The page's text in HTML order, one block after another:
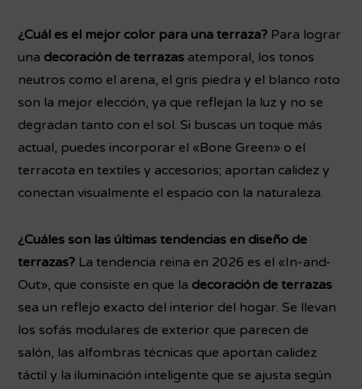
¿Cuál es el mejor color para una terraza? Para lograr
una decoración de terrazas atemporal, los tonos
neutros como el arena, el gris piedra y el blanco roto
son la mejor elección, ya que reflejan la luz y no se
degradan tanto con el sol. Si buscas un toque más
actual, puedes incorporar el «Bone Green» o el
terracota en textiles y accesorios; aportan calidez y
conectan visualmente el espacio con la naturaleza.
¿Cuáles son las últimas tendencias en diseño de
terrazas? La tendencia reina en 2026 es el «In-and-
Out», que consiste en que la decoración de terrazas
sea un reflejo exacto del interior del hogar. Se llevan
los sofás modulares de exterior que parecen de
salón, las alfombras técnicas que aportan calidez
táctil y la iluminación inteligente que se ajusta según